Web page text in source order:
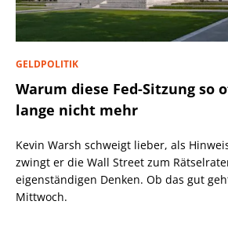
GELDPOLITIK
Warum diese Fed-Sitzung so
lange nicht mehr
Kevin Warsh schweigt lieber, als
zwingt er die Wall Street zum Rätselraten und zum
eigenständigen Denken. Ob das gut
Mittwoch.